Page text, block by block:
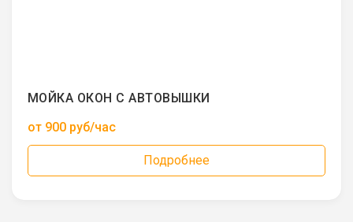
МОЙКА ОКОН С АВТОВЫШКИ
от 900 руб/час
Подробнее